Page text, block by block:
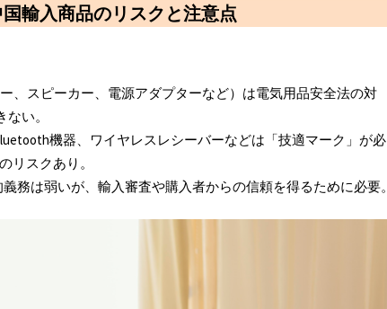
輸入商品のリスクと注意点
、スピーカー、電源アダプターなど）は電気用品安全法の対
い。
機器、ワイヤレスレシーバーなどは「技適マーク」が必
リスクあり。
務は弱いが、輸入審査や購入者からの信頼を得るために必要。